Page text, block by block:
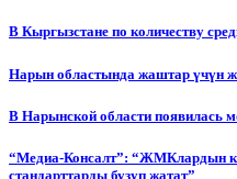
В Кыргызстане по количеству
Нарын областында жаштар үчүн
В Нарынской области появилась
“Медиа-Консалт”: “ЖМКлардын
стандарттарды бузуп жатат”